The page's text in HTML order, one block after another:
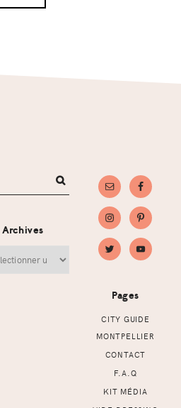
Archives
Pages
CITY GUIDE
MONTPELLIER
CONTACT
F.A.Q
KIT MÉDIA